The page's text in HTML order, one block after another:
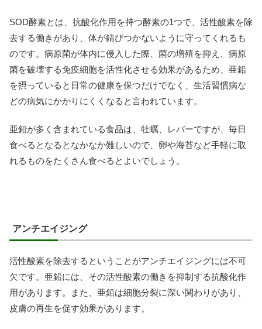
SOD酵素とは、抗酸化作用を持つ酵素の1つで、活性酸素を除
去する働きがあり、体が錆びつかないように守ってくれるも
のです。病原菌が体内に侵入した際、菌の増殖を抑え、病原
菌を破壊する免疫細胞を活性化させる効果があるため、亜鉛
を摂っていると日常の健康を保つだけでなく、生活習慣病な
どの病気にかかりにくくなると言われています。
亜鉛が多く含まれている食品は、牡蠣、レバーですが、毎日
食べるとなるとなかなか難しいので、卵や海苔など手軽に取
れるものをたくさん食べるとよいでしょう。
アンチエイジング
活性酸素を除去するということがアンチエイジングには不可
欠です。亜鉛には、その活性酸素の働きを抑制する抗酸化作
用があります。また、亜鉛は細胞分裂に深い関わりがあり、
皮膚の再生を促す効果があります。